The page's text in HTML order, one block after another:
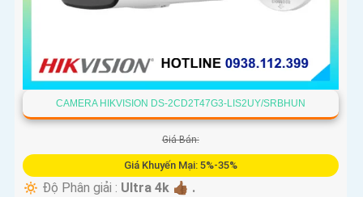
CAMERA HIKVISION DS-2CD2T47G3-LIS2UY/SRBHUN
Giá Bán:
Giá Khuyến Mại: 5%-35%
🔅 Độ Phân giải : Ultra 4k 👍🏾 .